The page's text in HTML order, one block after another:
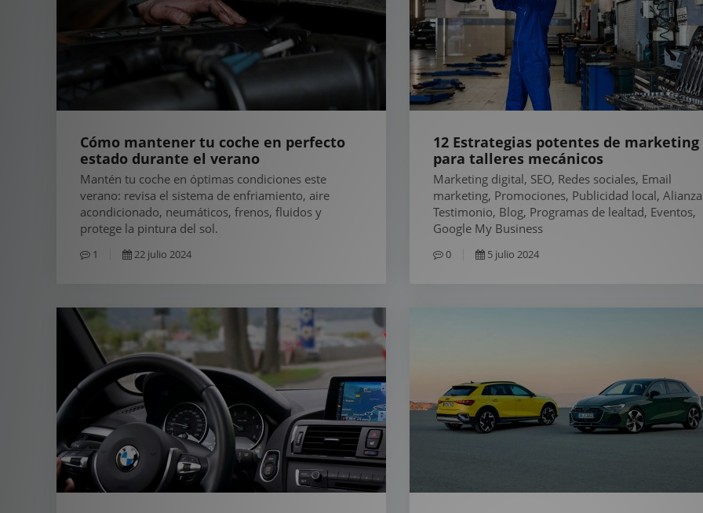
Cómo mantener tu coche en perfecto
estado durante el verano
Mantén tu coche en óptimas condiciones este
verano: revisa el sistema de enfriamiento, aire
acondicionado, neumáticos, frenos, fluidos y
protege la pintura del sol.
1 22 julio 2024
12 Estrategias potentes de marketing
para talleres mecánicos
Marketing digital, SEO, Redes sociales, Email
marketing, Promociones, Publicidad local,
Testimonio, Blog, Programas de lealtad, Eventos,
Google My Business
0 5 julio 2024